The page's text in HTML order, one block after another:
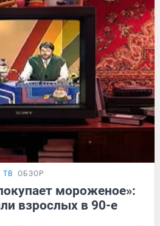
ТВ ОБЗОР
мороженое»:
взрослых в 90-е